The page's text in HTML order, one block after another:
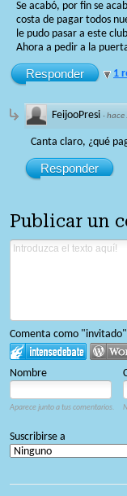
Se acabó, por fin se
costa de pagar todos
le pudo pasar a este
Ahora a pedir a la
Responder 1
FeijooPresi ·hace
Canta claro, ¿qué
Responder
Publicar un
Comenta como
Nombre
Aparece junto a tus comentarios.
Suscribirse a